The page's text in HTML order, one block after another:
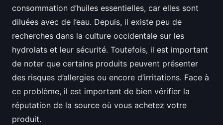
consommation d’huiles essentielles, car elles sont
diluées avec de l’eau. Depuis, il existe peu de
recherches dans la culture occidentale sur les
hydrolats et leur sécurité. Toutefois, il est important
de noter que certains produits peuvent présenter
des risques d’allergies ou encore d’irritations. Face à
ce problème, il est important de bien vérifier la
réputation de la source où vous achetez votre
produit.